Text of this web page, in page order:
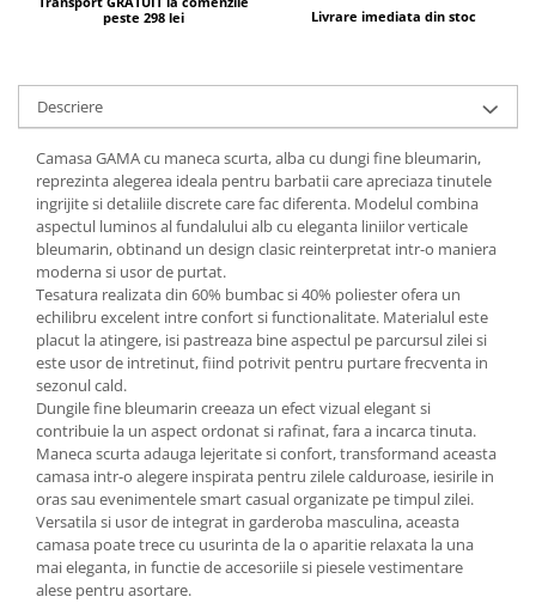
peste 298 lei
Livrare imediata din stoc
Descriere
Camasa GAMA cu maneca scurta, alba cu dungi fine bleumarin,
reprezinta alegerea ideala pentru barbatii care apreciaza tinutele
ingrijite si detaliile discrete care fac diferenta. Modelul combina
aspectul luminos al fundalului alb cu eleganta liniilor verticale
bleumarin, obtinand un design clasic reinterpretat intr-o maniera
moderna si usor de purtat.
Tesatura realizata din 60% bumbac si 40% poliester ofera un
echilibru excelent intre confort si functionalitate. Materialul este
placut la atingere, isi pastreaza bine aspectul pe parcursul zilei si
este usor de intretinut, fiind potrivit pentru purtare frecventa in
sezonul cald.
Dungile fine bleumarin creeaza un efect vizual elegant si
contribuie la un aspect ordonat si rafinat, fara a incarca tinuta.
Maneca scurta adauga lejeritate si confort, transformand aceasta
camasa intr-o alegere inspirata pentru zilele calduroase, iesirile in
oras sau evenimentele smart casual organizate pe timpul zilei.
Versatila si usor de integrat in garderoba masculina, aceasta
camasa poate trece cu usurinta de la o aparitie relaxata la una
mai eleganta, in functie de accesoriile si piesele vestimentare
alese pentru asortare.